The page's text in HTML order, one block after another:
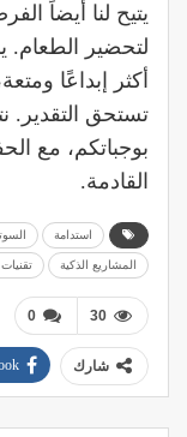
يتيح لنا أيضاً
لتحضير
أكثر إبداعًا
تستحق التقدير.
بوجباتكم، مع
القادمة.
استدامة
المشاريع الذكية
0 30
شارك